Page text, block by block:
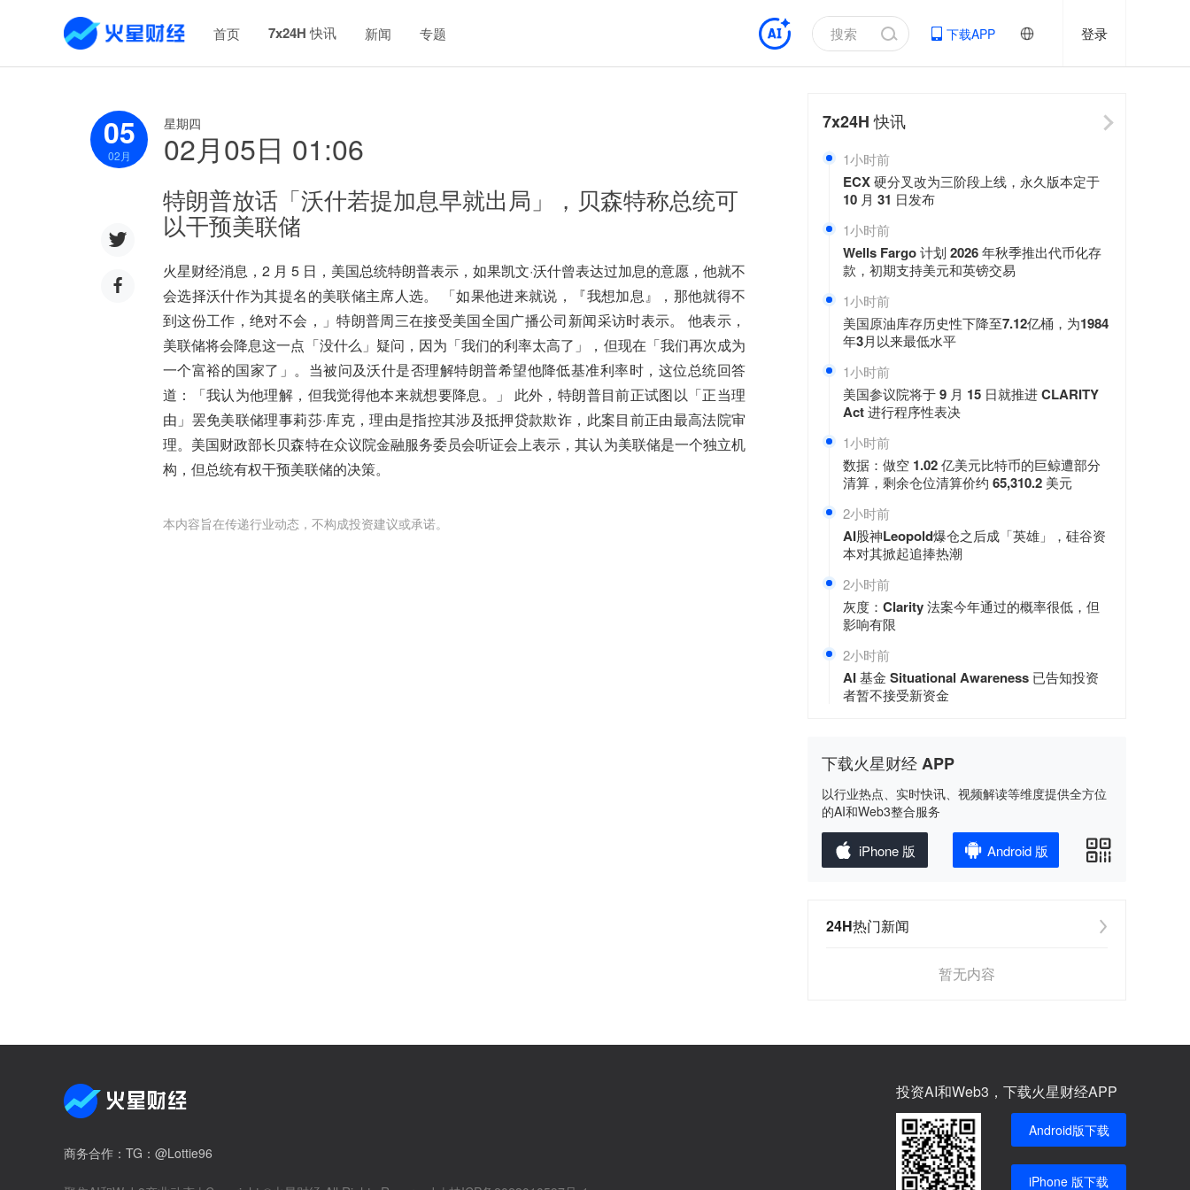
首页 7x24H 快讯 新闻 专题 下载APP 登录
05
02月
星期四
02月05日 01:06
特朗普放话「沃什若提加息早就出局」，贝森特称总统可
以干预美联储
火星财经消息，2 月 5 日，美国总统特朗普表示，如果凯文·沃什曾表达过加息的意愿，他就不
会选择沃什作为其提名的美联储主席人选。 「如果他进来就说，『我想加息』，那他就得不
到这份工作，绝对不会，」特朗普周三在接受美国全国广播公司新闻采访时表示。 他表示，
美联储将会降息这一点「没什么」疑问，因为「我们的利率太高了」，但现在「我们再次成为
一个富裕的国家了」。当被问及沃什是否理解特朗普希望他降低基准利率时，这位总统回答
道：「我认为他理解，但我觉得他本来就想要降息。」 此外，特朗普目前正试图以「正当理
由」罢免美联储理事莉莎·库克，理由是指控其涉及抵押贷款欺诈，此案目前正由最高法院审
理。美国财政部长贝森特在众议院金融服务委员会听证会上表示，其认为美联储是一个独立机
构，但总统有权干预美联储的决策。
本内容旨在传递行业动态，不构成投资建议或承诺。
7x24H快讯
1小时前
ECX 硬分叉改为三阶段上线，永久版本定于
10 月 31 日发布
1小时前
Wells Fargo 计划 2026 年秋季推出代币化存
款，初期支持美元和英镑交易
1小时前
美国原油库存历史性下降至7.12亿桶，为1984
年3月以来最低水平
1小时前
美国参议院将于 9 月 15 日就推进 CLARITY
Act 进行程序性表决
1小时前
数据：做空 1.02 亿美元比特币的巨鲸遭部分
清算，剩余仓位清算价约 65,310.2 美元
2小时前
AI股神Leopold爆仓之后成「英雄」，硅谷资
本对其掀起追捧热潮
2小时前
灰度：Clarity 法案今年通过的概率很低，但
影响有限
2小时前
AI 基金 Situational Awareness 已告知投资
者暂不接受新资金
下载火星财经 APP
以行业热点、实时快讯、视频解读等维度提供全方位
的AI和Web3整合服务
iPhone 版 Android 版
24H热门新闻
暂无内容
商务合作 ：TG：@Lottie96
投资AI和Web3，下载火星财经APP
Android版下载
iPhone 版下载